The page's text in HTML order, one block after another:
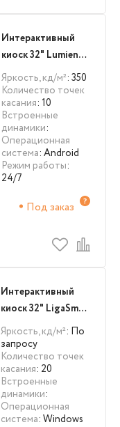
Интерактивный
киоск 32" Lumien
(LSK3201PC)
Яркость, кд/м²: 350
Количество точек
касания: 10
Встроенные
динамики:
Операционная
система: Android
Режим работы:
24/7
Под заказ
Интерактивный
киоск 32" LigaSmart
IK 32 (LS-IK32)
Яркость, кд/м²: По
запросу
Количество точек
касания: 20
Встроенные
динамики:
Операционная
система: Windows